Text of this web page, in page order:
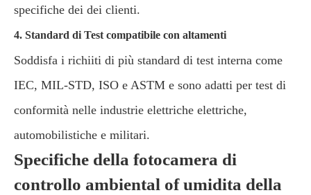
specifiche dei dei clienti.
4. Standard di Test compatibile con altamenti
Soddisfa i richiiti di più standard di test interna come
IEC, MIL-STD, ISO e ASTM e sono adatti per test di
conformità nelle industrie elettriche elettriche,
automobilistiche e militari.
Specifiche della fotocamera di
controllo ambiental of umidita della